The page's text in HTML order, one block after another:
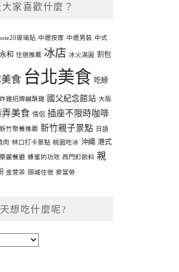
家喜歡什麼？
玻璃貼 中壢按摩 中壢男裝 中式
和 住宿推薦 冰店 冰火湯圓 割包
食 台北美食 吃螃
雞招牌鹹酥雞 國父紀念館站 大阪
弄美食 情侶 插座不限時咖啡
新竹聚餐推薦 新竹親子景點 日語
肉 林口打卡景點 桃園吃冰 沖繩 港式
華麗餐廳 蜂蜜的功效 西門町飲料 親
金萱茶 頭城住宿 麥當勞
想吃什麼呢?